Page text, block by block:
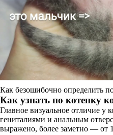
Как безошибочно определить
Как узнать по котенку
Главное визуальное отличие у
гениталиями и анальным
выражено, более заметно — от